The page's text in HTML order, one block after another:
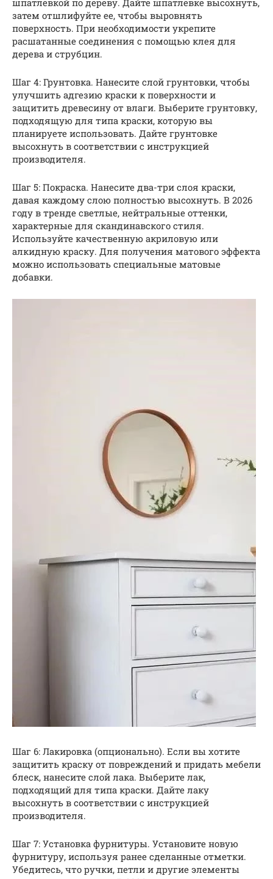
затем отшлифуйте ее, чтобы выровнять
поверхность. При необходимости укрепите
расшатанные соединения с помощью клея для
дерева и струбцин.
Шаг 4: Грунтовка. Нанесите слой грунтовки, чтобы
улучшить адгезию краски к поверхности и
защитить древесину от влаги. Выберите грунтовку,
подходящую для типа краски, которую вы
планируете использовать. Дайте грунтовке
высохнуть в соответствии с инструкцией
производителя.
Шаг 5: Покраска. Нанесите два-три слоя краски,
давая каждому слою полностью высохнуть. В 2026
году в тренде светлые, нейтральные оттенки,
характерные для скандинавского стиля.
Используйте качественную акриловую или
алкидную краску. Для получения матового эффекта
можно использовать специальные матовые
добавки.
Шаг 6: Лакировка (опционально). Если вы хотите
защитить краску от повреждений и придать мебели
блеск, нанесите слой лака. Выберите лак,
подходящий для типа краски. Дайте лаку
высохнуть в соответствии с инструкцией
производителя.
Шаг 7: Установка фурнитуры. Установите новую
фурнитуру, используя ранее сделанные отметки.
Убедитесь, что ручки, петли и другие элементы